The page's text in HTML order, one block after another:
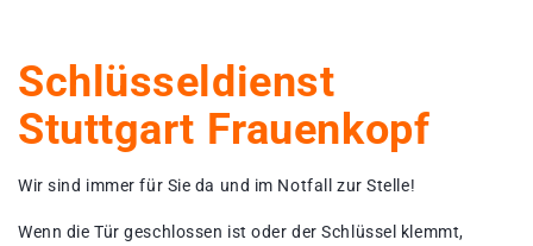
Schlüsseldienst
Stuttgart Frauenkopf
Wir sind immer für Sie da und im Notfall zur Stelle!
Wenn die Tür geschlossen ist oder der Schlüssel klemmt,